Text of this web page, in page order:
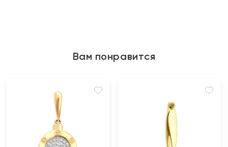
Вам понравится